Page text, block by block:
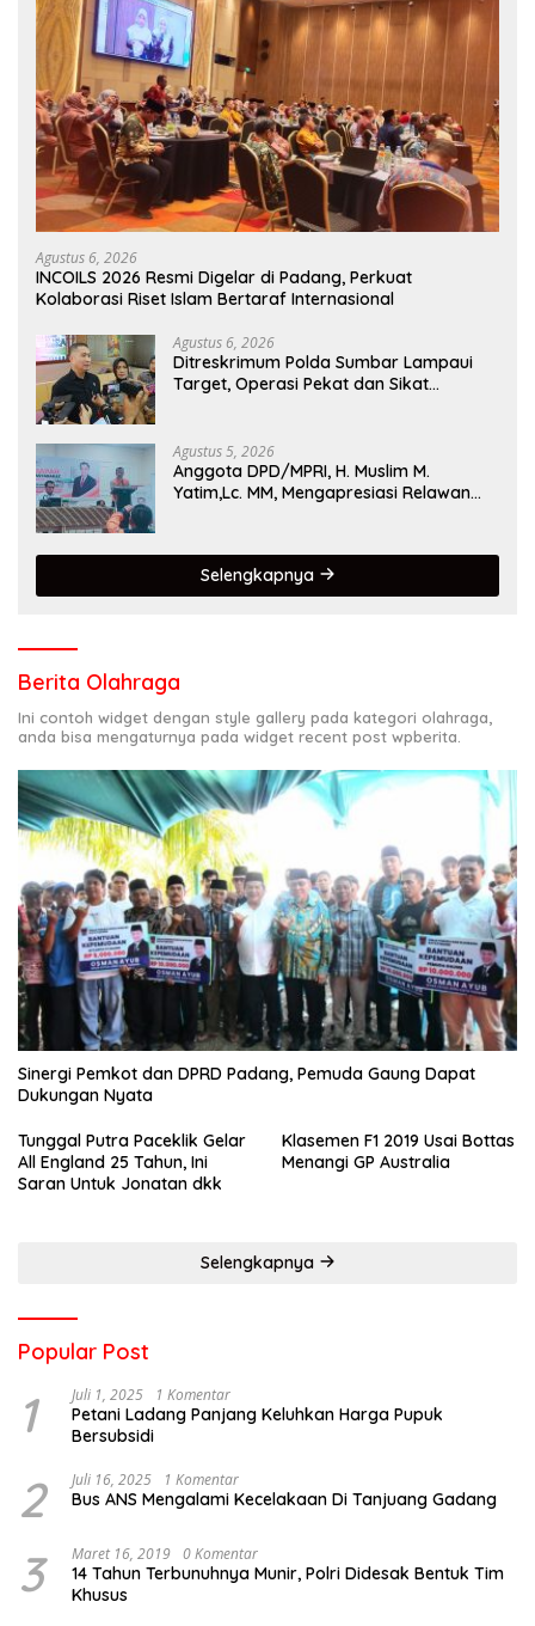
Agustus 6, 2026
INCOILS 2026 Resmi Digelar di Padang, Perkuat
Kolaborasi Riset Islam Bertaraf Internasional
Agustus 6, 2026
Ditreskrimum Polda Sumbar Lampaui
Target, Operasi Pekat dan Sikat
Agustus 5, 2026
Anggota DPD/MPRI, H. Muslim M.
Yatim,Lc. MM, Mengapresiasi Relawan
Selengkapnya
Berita Olahraga
Ini contoh widget dengan style gallery pada kategori olahraga,
anda bisa mengaturnya pada widget recent post wpberita.
Sinergi Pemkot dan DPRD Padang, Pemuda Gaung Dapat
Dukungan Nyata
Tunggal Putra Paceklik Gelar
All England 25 Tahun, Ini
Saran Untuk Jonatan dkk
Klasemen F1 2019 Usai Bottas
Menangi GP Australia
Selengkapnya
Popular Post
1 Juli 1, 2025 1 Komentar
Petani Ladang Panjang Keluhkan Harga Pupuk
Bersubsidi
2 Juli 16, 2025 1 Komentar
Bus ANS Mengalami Kecelakaan Di Tanjuang Gadang
3 Maret 16, 2019 0 Komentar
14 Tahun Terbunuhnya Munir, Polri Didesak Bentuk Tim
Khusus